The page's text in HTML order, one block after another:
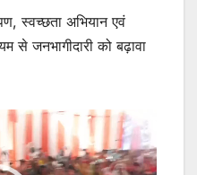
स्वच्छता अभियान एवं
से जनभागीदारी को बढ़ावा